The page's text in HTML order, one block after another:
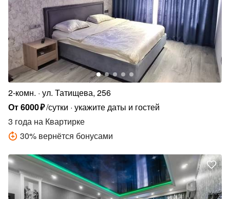
2-комн. ул. Татищева, 256
От6000₽/сутки укажите даты и гостей
3 года на Квартирке
30% вернётся бонусами